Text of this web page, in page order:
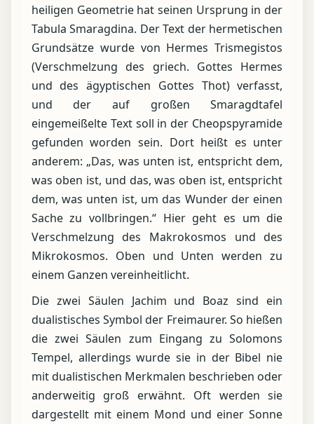
heiligen Geometrie hat seinen Ursprung in der
Tabula Smaragdina. Der Text der hermetischen
Grundsätze wurde von Hermes Trismegistos
(Verschmelzung des griech. Gottes Hermes
und des ägyptischen Gottes Thot) verfasst,
und der auf großen Smaragdtafel
eingemeißelte Text soll in der Cheopspyramide
gefunden worden sein. Dort heißt es unter
anderem: „Das, was unten ist, entspricht dem,
was oben ist, und das, was oben ist, entspricht
dem, was unten ist, um das Wunder der einen
Sache zu vollbringen.“ Hier geht es um die
Verschmelzung des Makrokosmos und des
Mikrokosmos. Oben und Unten werden zu
einem Ganzen vereinheitlicht.
Die zwei Säulen Jachim und Boaz sind ein
dualistisches Symbol der Freimaurer. So hießen
die zwei Säulen zum Eingang zu Solomons
Tempel, allerdings wurde sie in der Bibel nie
mit dualistischen Merkmalen beschrieben oder
anderweitig groß erwähnt. Oft werden sie
dargestellt mit einem Mond und einer Sonne